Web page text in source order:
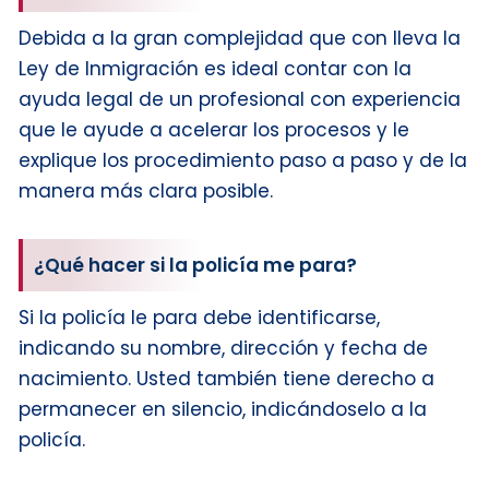
Debida a la gran complejidad que con lleva la
Ley de Inmigración es ideal contar con la
ayuda legal de un profesional con experiencia
que le ayude a acelerar los procesos y le
explique los procedimiento paso a paso y de la
manera más clara posible.
¿Qué hacer si la policía me para?
Si la policía le para debe identificarse,
indicando su nombre, dirección y fecha de
nacimiento. Usted también tiene derecho a
permanecer en silencio, indicándoselo a la
policía.